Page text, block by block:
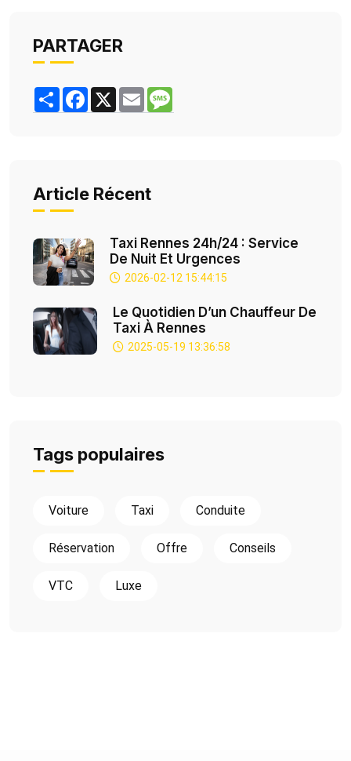
PARTAGER
ShareFacebook
X EmailMessage
Article Récent
Taxi Rennes 24h/24 : Service
De Nuit Et Urgences
2026-02-12 15:44:15
Le Quotidien D’un Chauffeur De
Taxi À Rennes
2025-05-19 13:36:58
Tags populaires
Voiture Taxi Conduite
Réservation Offre Conseils
VTC Luxe